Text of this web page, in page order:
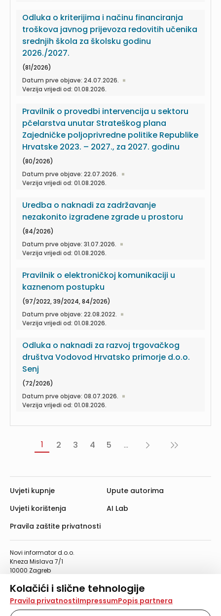
Kolačići i slične tehnologije
Na našoj web stranici koristimo kolačiće i slične
tehnologije za pohranu, čitanje i obradu informacija na
Pravila privatnostiImpressumPopis partnera
Odluka o kriterijima i načinu financiranja
troškova javnog prijevoza redovitih učenika
srednjih škola za školsku godinu
2026./2027.
(81/2026)
Datum prve objave: 24.07.2026.
Verzija vrijedi od: 01.08.2026.
Pravilnik o provedbi intervencija u sektoru
pčelarstva unutar Strateškog plana
Zajedničke poljoprivredne politike Republike
Hrvatske 2023. – 2027., za 2027. godinu
(80/2026)
Datum prve objave: 22.07.2026.
Verzija vrijedi od: 01.08.2026.
Uredba o naknadi za zadržavanje
nezakonito izgrađene zgrade u prostoru
(84/2026)
Datum prve objave: 31.07.2026.
Verzija vrijedi od: 01.08.2026.
Pravilnik o elektroničkoj komunikaciji u
kaznenom postupku
(97/2022, 39/2024, 84/2026)
Datum prve objave: 22.08.2022.
Verzija vrijedi od: 01.08.2026.
Odluka o naknadi za razvoj trgovačkog
društva Vodovod Hrvatsko primorje d.o.o.
Senj
(72/2026)
Datum prve objave: 08.07.2026.
Verzija vrijedi od: 01.08.2026.
1 2 3 4 5 ...
Sljedeća
Posljednja
Novi informator d.o.o.
Kneza Mislava 7/1
10000 Zagreb
Telefaks: 01/4612-553
info@informator.hr
Uvjeti kupnje
Uvjeti korištenja
Pravila zaštite privatnosti
Upute autorima
AI Lab